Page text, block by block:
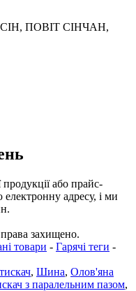
ПОВІТ СІНЧАН,
або прайс-
адресу, і ми
захищено.
товари - Гарячі теги -
, Шина, Олов'яна
з паралельним пазом,